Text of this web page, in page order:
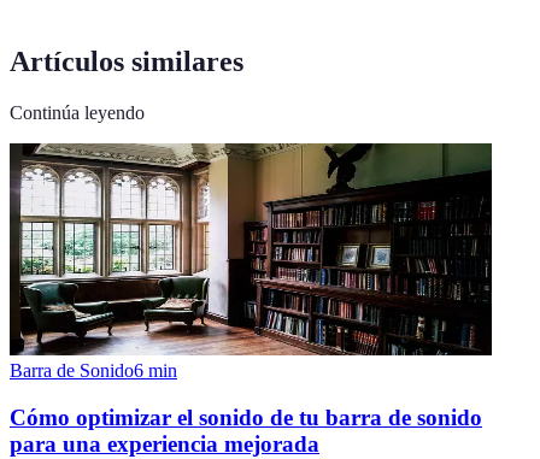
Artículos similares
Continúa leyendo
Barra de Sonido6 min
Cómo optimizar el sonido de tu barra de sonido
para una experiencia mejorada